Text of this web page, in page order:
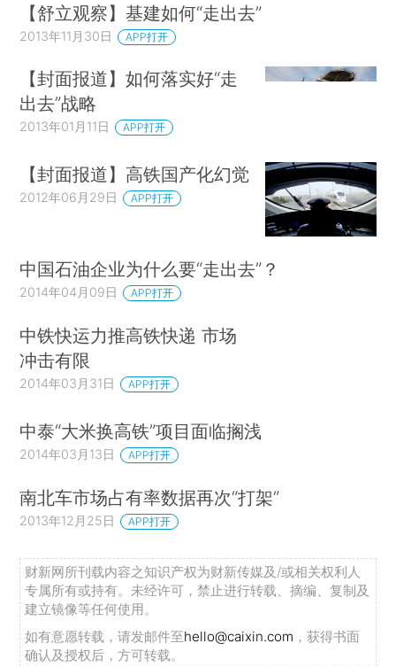
【舒立观察】基建如何“走出去”
2013年11月30日 APP打开
【封面报道】如何落实好“走
出去”战略
2013年01月11日 APP打开
【封面报道】高铁国产化幻觉
2012年06月29日 APP打开
中国石油企业为什么要“走出去”？
2014年04月09日 APP打开
中铁快运力推高铁快递 市场
冲击有限
2014年03月31日 APP打开
中泰“大米换高铁”项目面临搁浅
2014年03月13日 APP打开
南北车市场占有率数据再次“打架”
2013年12月25日 APP打开
财新网所刊载内容之知识产权为财新传媒及/或相关权利人
专属所有或持有。未经许可，禁止进行转载、摘编、复制及
建立镜像等任何使用。
如有意愿转载，请发邮件至hello@caixin.com ，获得书面
确认及授权后，方可转载。